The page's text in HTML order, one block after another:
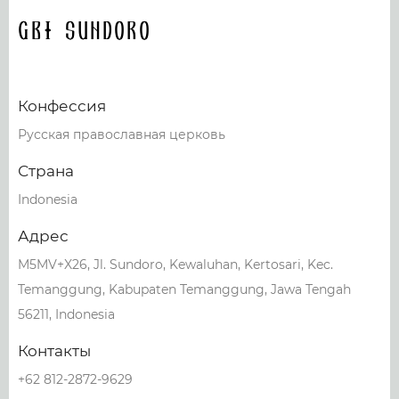
GBI Sundoro
Конфессия
Русская православная церковь
Страна
Indonesia
Адрес
M5MV+X26, Jl. Sundoro, Kewaluhan, Kertosari, Kec.
Temanggung, Kabupaten Temanggung, Jawa Tengah
56211, Indonesia
Контакты
+62 812-2872-9629